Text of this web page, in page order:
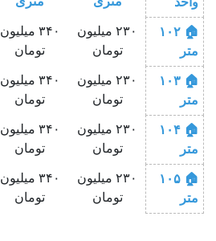
🏠 ۱۰۲
متر
۲۳۰ میلیون
تومان
۳۴۰ میلیون
تومان
🏠 ۱۰۳
متر
۲۳۰ میلیون
تومان
۳۴۰ میلیون
تومان
🏠 ۱۰۴
متر
۲۳۰ میلیون
تومان
۳۴۰ میلیون
تومان
🏠 ۱۰۵
متر
۲۳۰ میلیون
تومان
۳۴۰ میلیون
تومان